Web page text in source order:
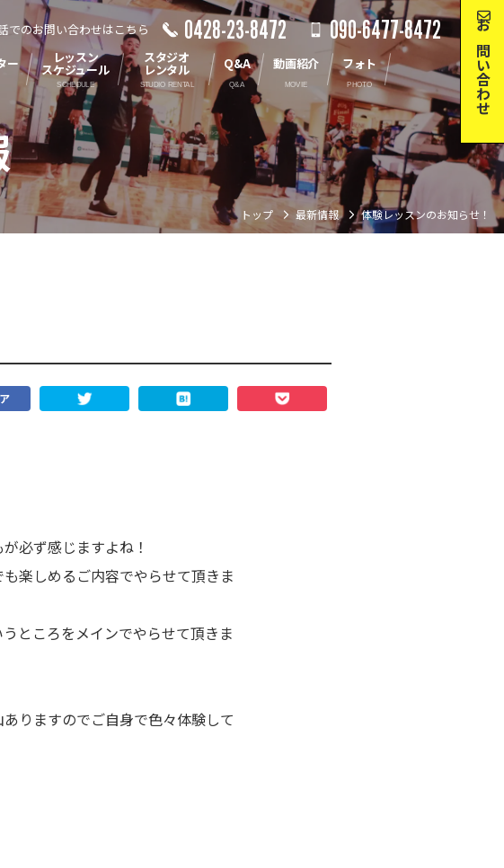
最新情報
インストラクター
動画紹介
でのお問い合わせはこちら 0428-23-8472 090-6477-8472
ー レッスン
スケジュール
SCHEDULE
スタジオ
レンタル
STUDIO RENTAL
Q&A
Q&A
動画紹介
MOVIE
フォト
PHOTO
トップ 最新情報 体験レッスンのお知らせ！
必ず感じますよね！
楽しめるご内容でやらせて頂きま
ところをメインでやらせて頂きま
りますのでご自身で色々体験して
お問い合わせ